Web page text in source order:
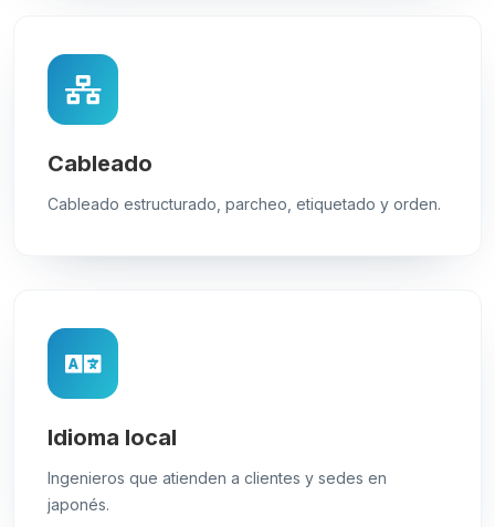
Cableado
Cableado estructurado, parcheo, etiquetado y orden.
Idioma local
Ingenieros que atienden a clientes y sedes en
japonés.